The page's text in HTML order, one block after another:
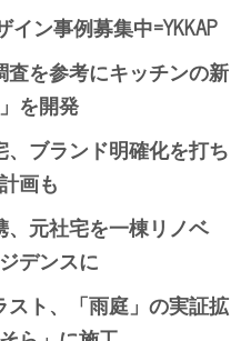
イン事例募集中=YKKAP
を参考にキッチンの新
を開発
ブランド明確化を打ち
画も
、元社宅を一棟リノベ
デンスに
ト、「雨庭」の実証拡